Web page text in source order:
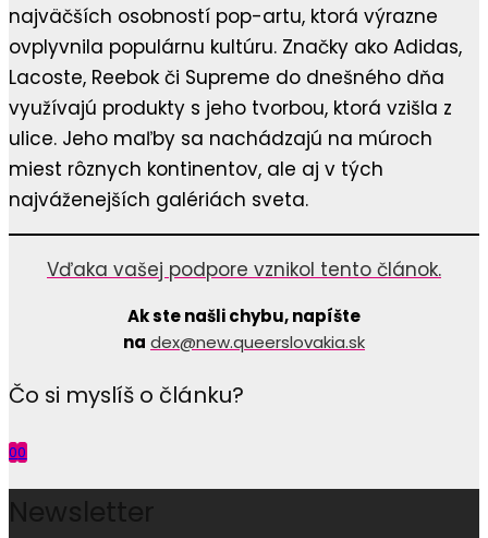
najväčších osobností pop-artu, ktorá výrazne
ovplyvnila populárnu kultúru. Značky ako Adidas,
Lacoste, Reebok či Supreme do dnešného dňa
využívajú produkty s jeho tvorbou, ktorá vzišla z
ulice. Jeho maľby sa nachádzajú na múroch
miest rôznych kontinentov, ale aj v tých
najváženejších galériách sveta.
Vďaka vašej podpore vznikol tento článok.
Ak ste našli chybu, napíšte
na dex@new.queerslovakia.sk
Čo si myslíš o článku?
00